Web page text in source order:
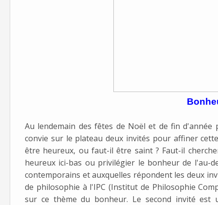
Au lendemain des fêtes de Noël et de fin
convie sur le plateau deux invités pour affiner
être heureux, ou faut-il être saint ? Faut-il
heureux ici-bas ou privilégier le bonheur de l'au-
contemporains et auxquelles répondent les deux
de philosophie à l'IPC (Institut de Philosophie
sur ce thème du bonheur. Le second invité est